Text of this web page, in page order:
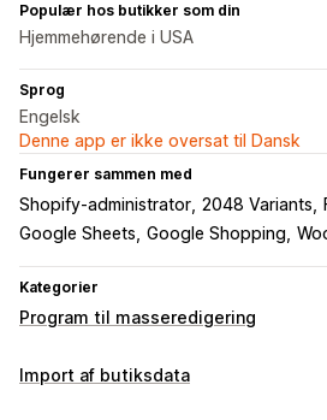
Populær hos butikker som din
Hjemmehørende i USA
Sprog
Engelsk
Denne app er ikke oversat til Dansk
Fungerer sammen med
Shopify-administrator 2048 Variants
Google Sheets Google Shopping
Kategorier
Program til masseredigering
Redigerbare ressourcer
Import af butiksdata